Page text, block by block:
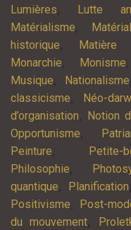
Lumières, Lutte
Matérialisme,
historique, Matière
Monarchie, Monisme
Musique, Nationalisme
classicisme, Néo-
d’organisation, Notion
Opportunisme,
Peinture, Petite-
Philosophie,
quantique, Planification
Positivisme, Post-
du mouvement,